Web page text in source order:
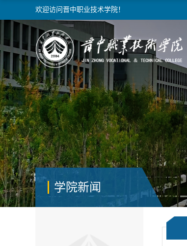
欢迎访问晋中职业技术学院！
学院新闻